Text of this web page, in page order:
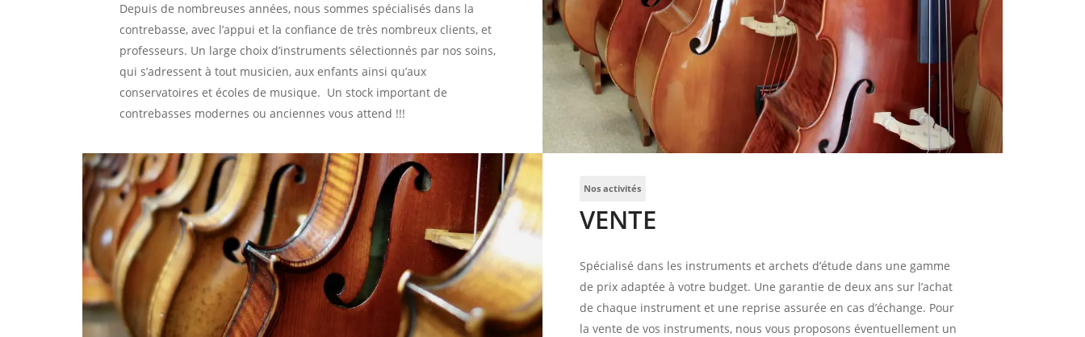
Depuis de nombreuses années, nous sommes spécialisés dans la
contrebasse, avec l’appui et la confiance de très nombreux clients, et
professeurs. Un large choix d’instruments sélectionnés par nos soins,
qui s’adressent à tout musicien, aux enfants ainsi qu’aux
conservatoires et écoles de musique. Un stock important de
contrebasses modernes ou anciennes vous attend !!!
Nos activités
VENTE
Spécialisé dans les instruments et archets d’étude dans une gamme
de prix adaptée à votre budget. Une garantie de deux ans sur l’achat
de chaque instrument et une reprise assurée en cas d’échange. Pour
la vente de vos instruments, nous vous proposons éventuellement un